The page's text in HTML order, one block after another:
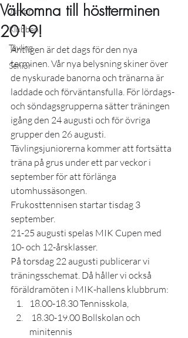
Junior
Klubben
Tävling
Senior
Välkomna till höstterminen
2019!
Äntligen är det dags för den nya
terminen. Vår nya belysning skiner över
de nyskurade banorna och tränarna är
laddade och förväntansfulla. För lördags-
och söndagsgrupperna sätter träningen
igång den 24 augusti och för övriga
grupper den 26 augusti.
Tävlingsjuniorerna kommer att fortsätta
träna på grus under ett par veckor i
september för att förlänga
utomhussäsongen.
Frukosttennisen startar tisdag 3
september.
21-25 augusti spelas MIK Cupen med
10- och 12-årsklasser.
På torsdag 22 augusti publicerar vi
träningsschemat. Då håller vi också
föräldramöten i MIK-hallens klubbrum:
18.00-18.30 Tennisskola,
minitennis